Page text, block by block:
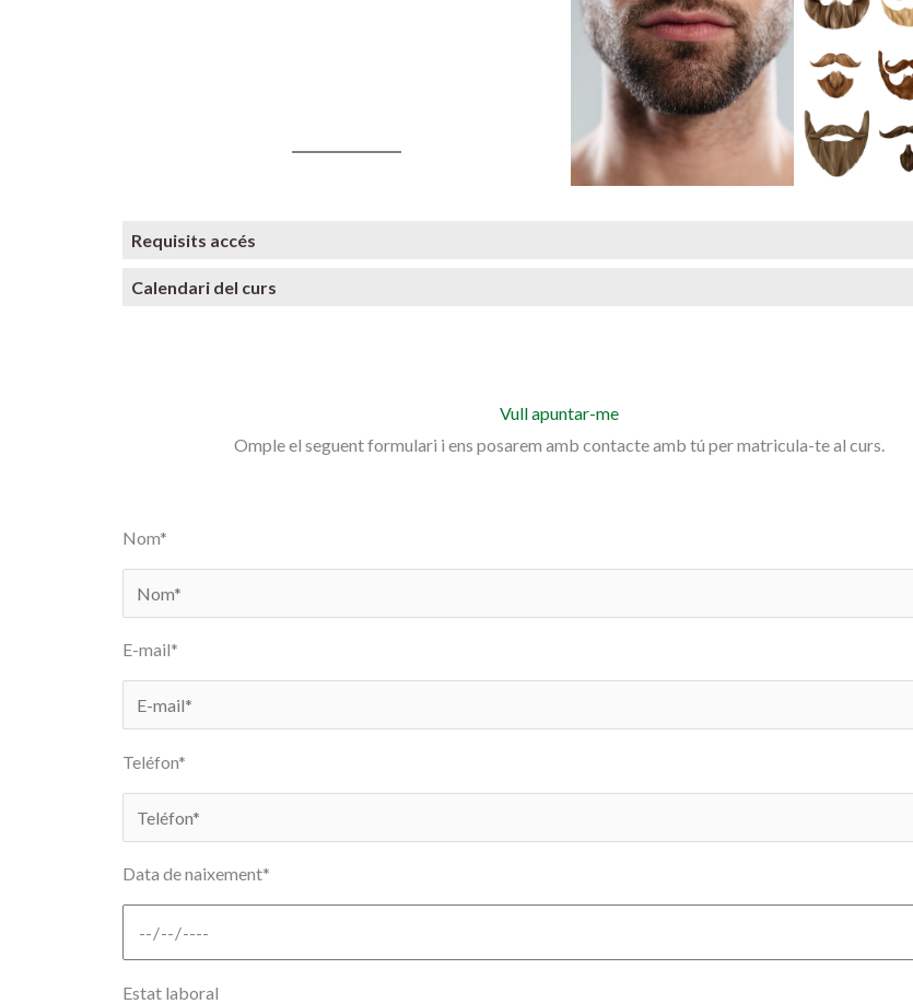
Requisits accés
Calendari del curs
Vull apuntar-me
Omple el seguent formulari i ens posarem amb contacte amb tú per matricula-te al curs.
Nom*
E-mail*
Teléfon*
Data de naixement*
Estat laboral